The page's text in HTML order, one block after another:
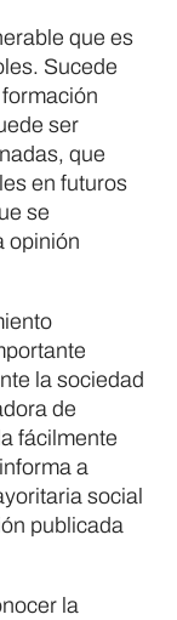
que es
Sucede
ser
que
en futuros
se
opinión
la sociedad
de
fácilmente
a
social
publicada
la